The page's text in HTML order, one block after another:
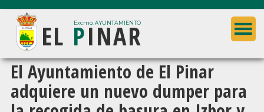
Saltar
contenido
principal
Saltar
barra
lateral
principal
Excmo. AYUNTAMIENTO
EL PINAR
Ayuntamiento
de
El
El Ayuntamiento de El Pinar
adquiere un nuevo dumper para